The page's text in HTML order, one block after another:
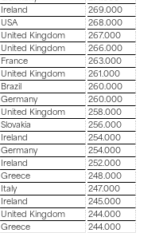
Ireland
269.000
USA
268.000
United Kingdom
267.000
United Kingdom
266.000
France
263.000
United Kingdom
261.000
Brazil
260.000
Germany
260.000
United Kingdom
258.000
Slovakia
256.000
Ireland
254.000
Germany
254.000
Ireland
252.000
Greece
248.000
Italy
247.000
Ireland
245.000
United Kingdom
244.000
Greece
244.000